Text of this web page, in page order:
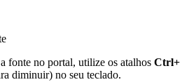
fonte no portal, utilize os atalhos Ctrl+
diminuir) no seu teclado.